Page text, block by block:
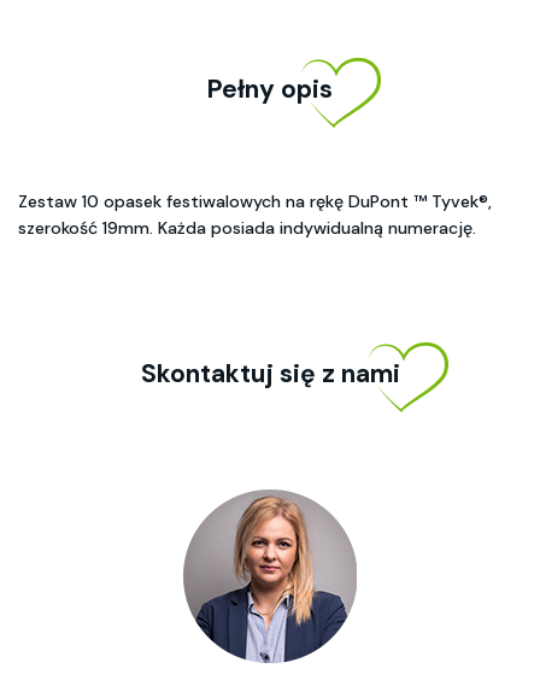
Pełny opis
Zestaw 10 opasek festiwalowych na rękę DuPont ™ Tyvek®,
szerokość 19mm. Każda posiada indywidualną numerację.
Skontaktuj się z nami